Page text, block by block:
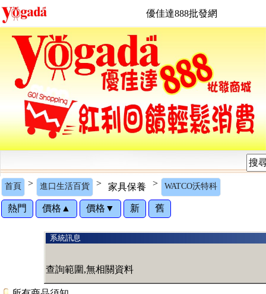
優佳達888批發網
首頁 > 進口生活百貨 > 家具保養 > WATCO沃特科
熱門 價格▲ 價格▼ 新 舊
系統訊息
查詢範圍,無相關資料